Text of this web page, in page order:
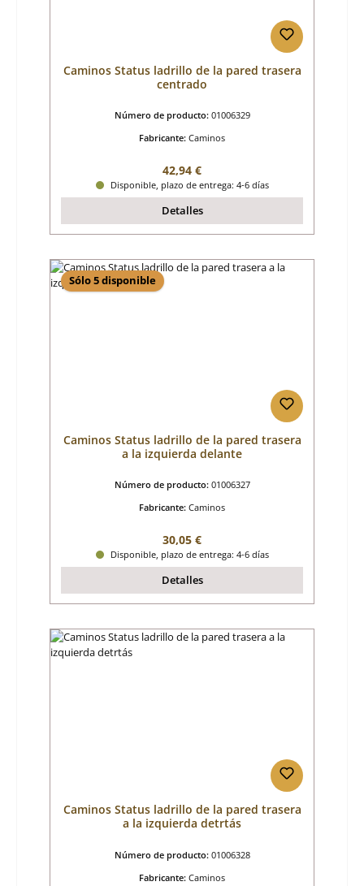
Caminos Status ladrillo de la pared trasera
centrado
Número de producto: 01006329
Fabricante: Caminos
Precio normal:
42,94 €
Disponible, plazo de entrega: 4-6 días
Detalles
Sólo 5 disponible
Caminos Status ladrillo de la pared trasera
a la izquierda delante
Número de producto: 01006327
Fabricante: Caminos
Precio normal:
30,05 €
Disponible, plazo de entrega: 4-6 días
Detalles
Caminos Status ladrillo de la pared trasera
a la izquierda detrtás
Número de producto: 01006328
Fabricante: Caminos